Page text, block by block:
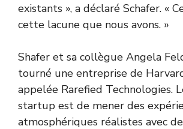
existants », a déclaré Schafer. «
cette lacune que nous avons. »
Shafer et sa collègue Angela
tourné une entreprise de
appelée Rarefied Technologies.
startup est de mener des
atmosphériques réalistes avec